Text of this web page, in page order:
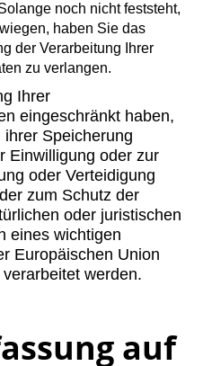
noch nicht feststeht,
haben Sie das
der Verarbeitung Ihrer
zu verlangen.
Ihrer
eingeschränkt haben,
Speicherung
Einwilligung oder zur
oder Verteidigung
zum Schutz der
oder juristischen
eines wichtigen
Europäischen Union
werden.
auf